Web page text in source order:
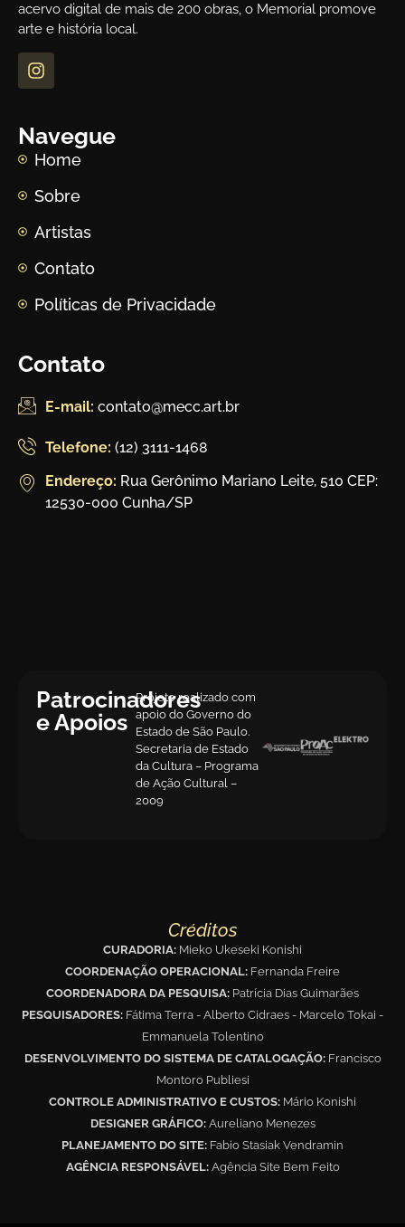
acervo digital de mais de 200 obras, o Memorial promove
arte e história local.
Navegue
Home
Sobre
Artistas
Contato
Políticas de Privacidade
Contato
E-mail: contato@mecc.art.br
Telefone: (12) 3111-1468
Endereço: Rua Gerônimo Mariano Leite, 510 CEP:
12530-000 Cunha/SP
Patrocinadores
e Apoios
Projeto realizado com
apoio do Governo do
Estado de São Paulo.
Secretaria de Estado
da Cultura – Programa
de Ação Cultural –
2009
Créditos
CURADORIA: Mieko Ukeseki Konishi
COORDENAÇÃO OPERACIONAL: Fernanda Freire
COORDENADORA DA PESQUISA: Patrícia Dias Guimarães
PESQUISADORES: Fátima Terra - Alberto Cidraes - Marcelo Tokai -
Emmanuela Tolentino
DESENVOLVIMENTO DO SISTEMA DE CATALOGAÇÃO: Francisco
Montoro Publiesi
CONTROLE ADMINISTRATIVO E CUSTOS: Mário Konishi
DESIGNER GRÁFICO:Aureliano Menezes
PLANEJAMENTO DO SITE: Fabio Stasiak Vendramin
AGÊNCIA RESPONSÁVEL:Agência Site Bem Feito